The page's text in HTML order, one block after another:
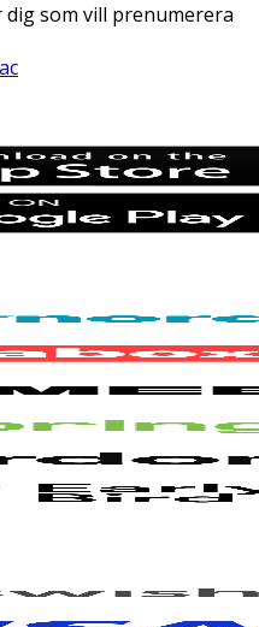
som vill prenumerera